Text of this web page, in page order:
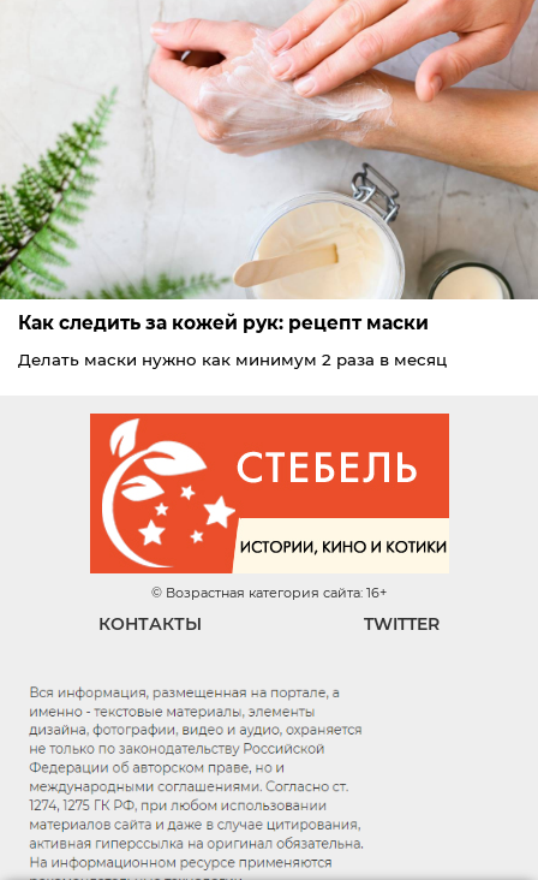
Как следить за кожей рук: рецепт маски
Делать маски нужно как минимум 2 раза в месяц
© Возрастная категория сайта: 16+
КОНТАКТЫ TWITTER